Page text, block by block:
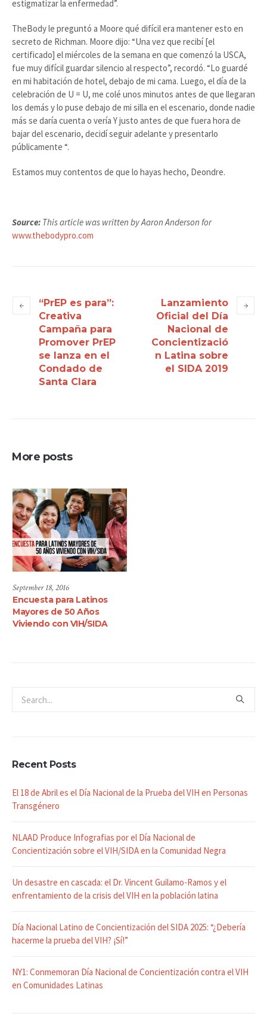
estigmatizar la enfermedad”.
TheBody le preguntó a Moore qué difícil era mantener esto en
secreto de Richman. Moore dijo: “Una vez que recibí [el
certificado] el miércoles de la semana en que comenzó la USCA,
fue muy difícil guardar silencio al respecto”, recordó. “Lo guardé
en mi habitación de hotel, debajo de mi cama. Luego, el día de la
celebración de U = U, me colé unos minutos antes de que llegaran
los demás y lo puse debajo de mi silla en el escenario, donde nadie
más se daría cuenta o vería Y justo antes de que fuera hora de
bajar del escenario, decidí seguir adelante y presentarlo
públicamente “.
Estamos muy contentos de que lo hayas hecho, Deondre.
Source: This article was written by Aaron Anderson for
www.thebodypro.com
“PrEP es para”:
Creativa
Campaña para
Promover PrEP
se lanza en el
Condado de
Santa Clara
Lanzamiento
Oficial del Día
Nacional de
Concientizació
n Latina sobre
el SIDA 2019
More posts
September 18, 2016
Encuesta para Latinos
Mayores de 50 Años
Viviendo con VIH/SIDA
Recent Posts
El 18 de Abril es el Día Nacional de la Prueba del VIH en Personas
Transgénero
NLAAD Produce Infografias por el Día Nacional de
Concientización sobre el VIH/SIDA en la Comunidad Negra
Un desastre en cascada: el Dr. Vincent Guilamo-Ramos y el
enfrentamiento de la crisis del VIH en la población latina
Día Nacional Latino de Concientización del SIDA 2025: “¿Debería
hacerme la prueba del VIH? ¡Sí!”
NY1: Conmemoran Día Nacional de Concientización contra el VIH
en Comunidades Latinas